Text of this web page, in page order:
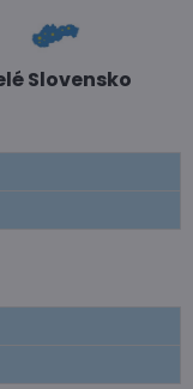
Slovensko